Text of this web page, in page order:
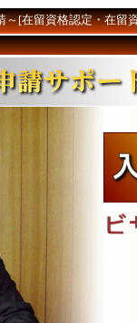
[在留資格認定・在